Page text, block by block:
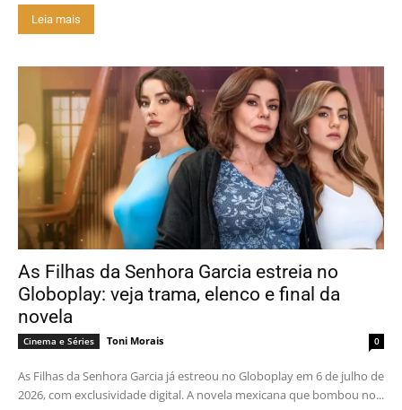
Leia mais
As Filhas da Senhora Garcia estreia no
Globoplay: veja trama, elenco e final da
novela
Cinema e Séries Toni Morais 0
As Filhas da Senhora Garcia já estreou no Globoplay em 6 de julho de
2026, com exclusividade digital. A novela mexicana que bombou no...